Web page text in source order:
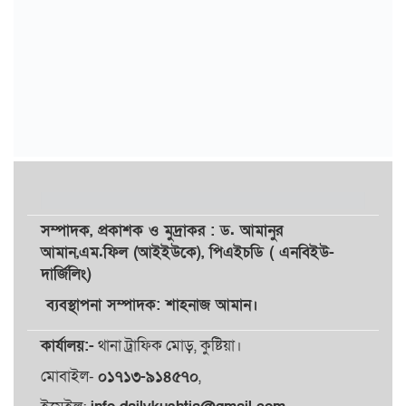
সম্পাদক, প্রকাশকওমুদ্রাকর: ড. আমানুর
আমান,এম.ফিল (আইইউকে), পিএইচডি ( এনবিইউ-
দার্জিলিং)
ব্যবস্থাপনা সম্পাদক: শাহনাজ আমান।
কার্যালয়:-থানা ট্রাফিক মোড়, কুষ্টিয়া।
মোবাইল- ০১৭১৩-৯১৪৫৭০,